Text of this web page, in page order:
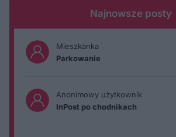
Najnowsze posty
Mieszkanka
Parkowanie
Anonimowy użytkownik
InPost po chodnikach